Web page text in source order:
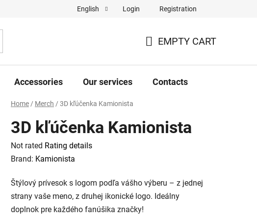
Complaint Form Store rating
English Login Registration
CART
EMPTY CART
Accessories Our services Contacts
Home / Merch / 3D kľúčenka Kamionista
3D kľúčenka Kamionista
The
average
rating
is
0,0
Not rated Rating details
Brand: Kamionista
Štýlový prívesok s logom podľa vášho výberu – z jednej
strany vaše meno, z druhej ikonické logo. Ideálny
doplnok pre každého fanúšika značky!